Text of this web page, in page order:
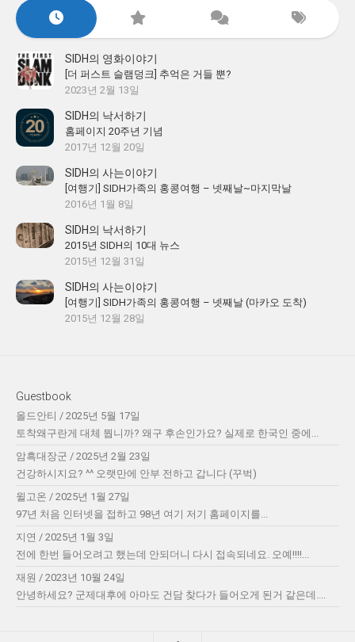
SIDH의 영화이야기
[더 퍼스트 슬램덩크] 추억은 거들 뿐?
2023년 2월 13일
SIDH의 낙서하기
홈페이지 20주년 기념
2017년 12월 20일
SIDH의 사는이야기
[여행기] SIDH가족의 홍콩여행 – 넷째날~마지막날
2016년 1월 8일
SIDH의 낙서하기
2015년 SIDH의 10대 뉴스
2015년 12월 31일
SIDH의 사는이야기
[여행기] SIDH가족의 홍콩여행 – 넷째날 (마카오 도착)
2015년 12월 28일
Guestbook
올드안티 / 2025년 5월 17일
토착왜구란게 대체 뭡니까? 왜구 후손인가요? 실제로 한국인 중에...
암흑대장군 / 2025년 2월 23일
건강하시지요? ^^ 오랫만에 안부 전하고 갑니다 (꾸벅)
윌고온 / 2025년 1월 27일
97년 처음 인터넷을 접하고 98년 여기 저기 홈페이지를...
지연 / 2025년 1월 3일
전에 한번 들어오려고 했는데 안되더니 다시 접속되네요. 오예!!!!...
재원 / 2023년 10월 24일
안녕하세요? 군제대후에 아마도 건담 찾다가 들어오게 된거 같은데....